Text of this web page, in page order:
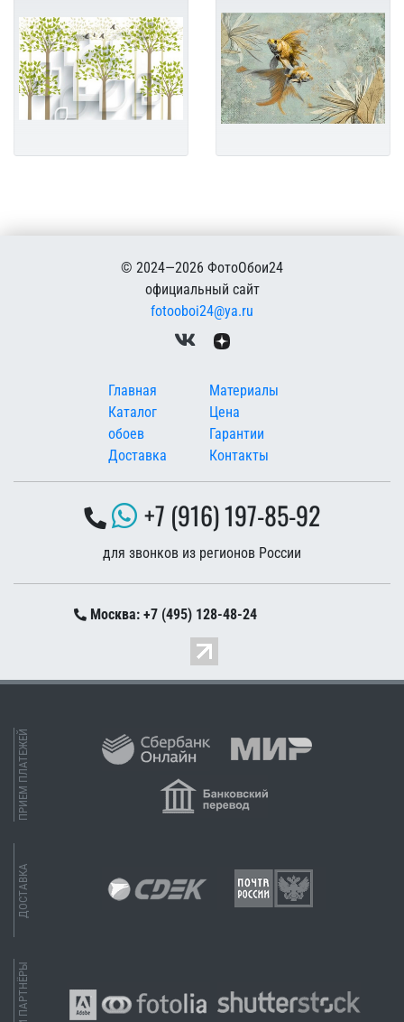
© 2024—2026 ФотоОбои24
официальный сайт
fotooboi24@ya.ru
Меню в подвале
Главная
Каталог
обоев
Доставка
Материалы
Цена
Гарантии
Контакты
+7 (916) 197-85-92
для звонков из регионов России
Москва: +7 (495) 128-48-24
ПРИЕМ ПЛАТЕЖЕЙ
ДОСТАВКА